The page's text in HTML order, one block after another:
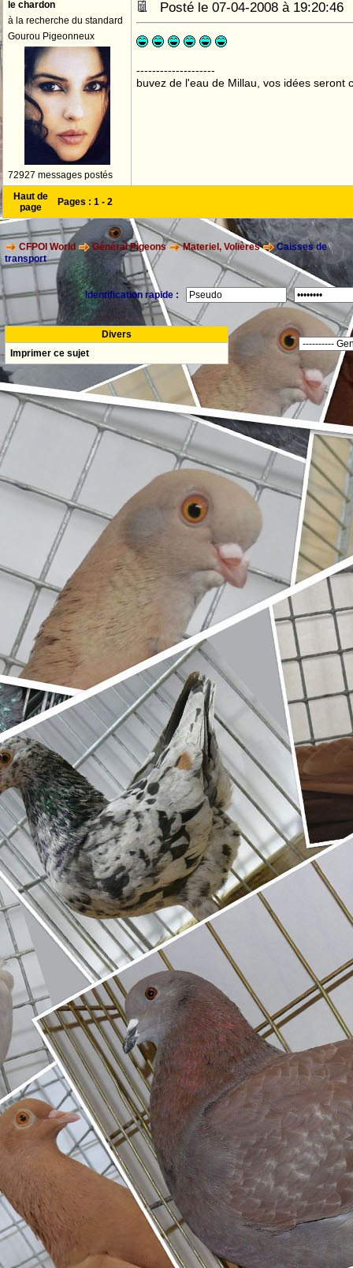
le chardon
à la recherche du standard
Gourou Pigeonneux
72927 messages postés
Posté le 07-04-2008 à
--------------------
buvez de l'eau de Millau, vos idées seront
Haut de
page
Pages : 1 - 2
CFPOI World Général Pigeons Materiel, Volières
Caisses de
transport
Identification rapide :
Divers
Imprimer ce sujet